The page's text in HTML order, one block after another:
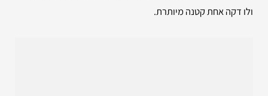
ולו דקה אחת קטנה מיותרת.